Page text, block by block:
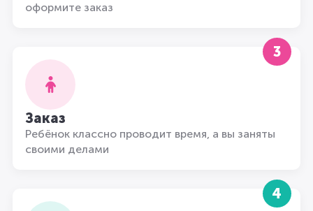
оформите заказ
3
Заказ
Ребёнок классно проводит время, а вы заняты
своими делами
4